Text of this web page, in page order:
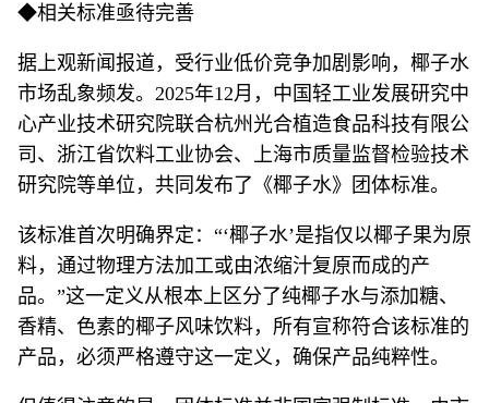
◆相关标准亟待完善
据上观新闻报道，受行业低价竞争加剧影响，椰子水
市场乱象频发。2025年12月，中国轻工业发展研究中
心产业技术研究院联合杭州光合植造食品科技有限公
司、浙江省饮料工业协会、上海市质量监督检验技术
研究院等单位，共同发布了《椰子水》团体标准。
该标准首次明确界定：“‘椰子水’是指仅以椰子果为原
料，通过物理方法加工或由浓缩汁复原而成的产
品。”这一定义从根本上区分了纯椰子水与添加糖、
香精、色素的椰子风味饮料，所有宣称符合该标准的
产品，必须严格遵守这一定义，确保产品纯粹性。